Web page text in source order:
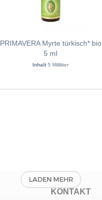
PRIMAVERA Myrte türkisch* bio
5 ml
Inhalt5 Milliliter
KONTAKT